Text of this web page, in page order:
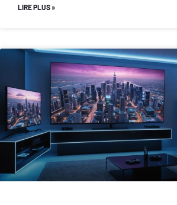
LIRE PLUS »